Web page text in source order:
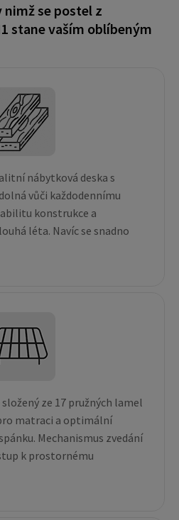
se postel z
stane vaším oblíbeným
nábytková deska s
vůči každodennímu
konstrukce a
léta. Navíc se snadno
ze 17 pružných lamel
matraci a optimální
Mechanismus zvedání
k prostornému